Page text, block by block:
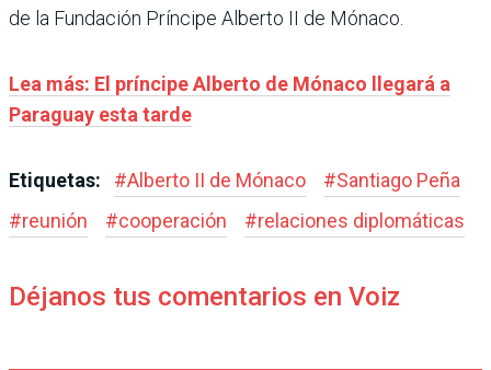
de la Fundación Príncipe Alberto II de Mónaco.
Lea más: El príncipe Alberto de Mónaco llegará a
Paraguay esta tarde
Etiquetas: #Alberto II de Mónaco #Santiago Peña
#reunión #cooperación #relaciones diplomáticas
Déjanos tus comentarios en Voiz